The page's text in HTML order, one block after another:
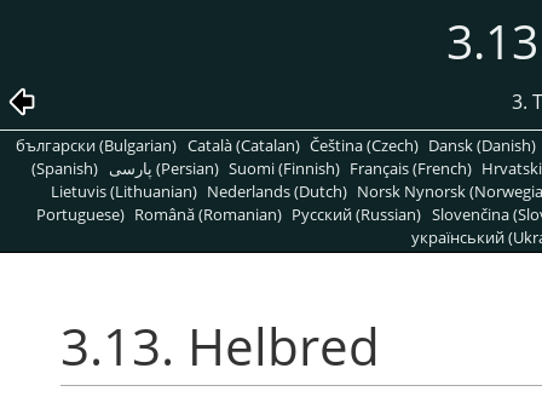
3.
български (Bulgarian) Català (Catalan) Čeština (Czech) Dansk (Danish)
(Spanish)
پارسی (Persian) Suomi (Finnish) Français (French)
Lietuvis (Lithuanian) Nederlands (Dutch) Norsk Nynorsk
Portuguese) Română (Romanian) Pусский (Russian) Slovenčina
український
3.13. Helbred